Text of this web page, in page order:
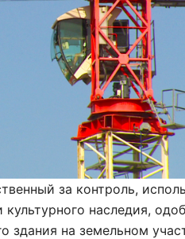
за контроль,
наследия,
здания на земельном